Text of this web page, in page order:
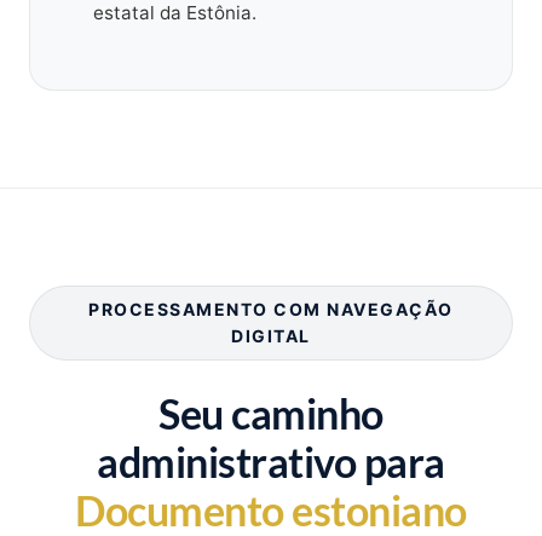
estatal da Estônia.
PROCESSAMENTO COM NAVEGAÇÃO
DIGITAL
Seu caminho
administrativo para
Documento estoniano